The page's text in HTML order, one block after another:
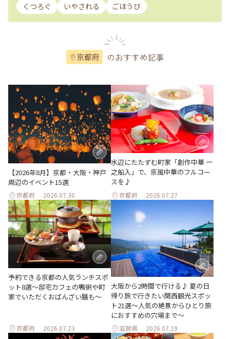
くつろぐ
いやされる ごほうび
京都府 のおすすめ記事
【2026年8月】京都・大阪・神戸
周辺のイベント15選
京都府 2026.07.30
水辺にたたずむ町家「創作中華 一
之船入」で、京風中華のフルコー
スを♪
京都府 2026.07.27
予約できる京都の人気ランチスポ
ット8選～邸宅カフェの鴨粥や町
家でいただくおばんざい膳も～
京都府 2026.07.23
大阪から2時間で行ける♪ 夏の日
帰り旅で行きたい関西観光スポッ
ト21選～人気の絶景からひとり旅
におすすめの穴場まで～
滋賀県 2026.07.19